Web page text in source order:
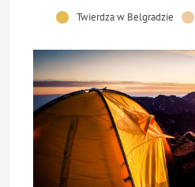
Twierdza w Belgradzie